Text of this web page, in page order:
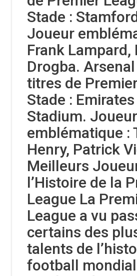
Stade :
Joueur
Frank Lampard,
Drogba.
titres de
Stade : Emirates
Stadium. Joueur
emblématique :
Henry, Patrick
Meilleurs
l’Histoire de la
League La
League a vu
certains des
talents de
football